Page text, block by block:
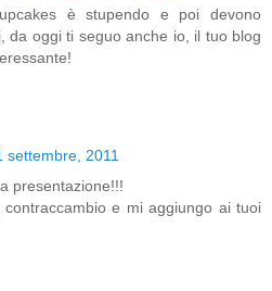
è stupendo e poi devono
da oggi ti seguo anche io, il tuo blog
settembre, 2011
presentazione!!!
e mi aggiungo ai tuoi